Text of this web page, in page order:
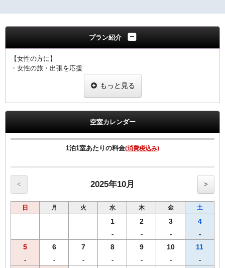
プラン紹介
【女性の方に】
・女性の旅・出張を応援
ピュアスマイル eyeしてる
ジュレーム ノンシリコンシャンプー・トリートメント
※内容については変更になることもあります。ご了承下さい。
完備。
・ご宿泊者様専用の大浴場をご利用いただけます。
もっと見る
空室カレンダー
1泊1室あたりの料金(消費税込み)
< 2025年10月 >
日 月 火 水 木 金 土
1
-
2
-
3
-
4
-
5
-
6
-
7
-
8
-
9
-
10
-
11
-